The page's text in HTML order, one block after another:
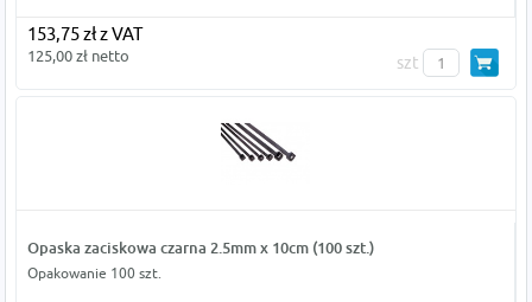
153,75 zł z VAT
125,00 zł netto szt
Opaska zaciskowa czarna 2.5mm x 10cm (100 szt.)
Opakowanie 100 szt.